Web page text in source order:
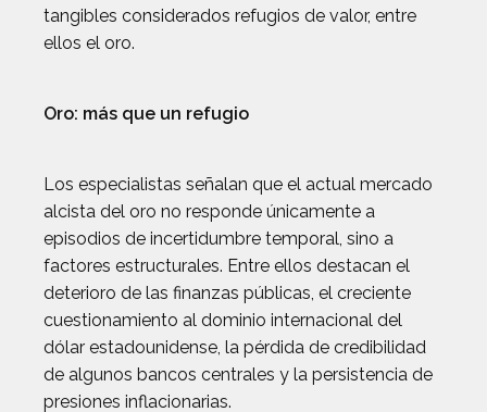
tangibles considerados refugios de valor, entre
ellos el oro.
Oro: más que un refugio
Los especialistas señalan que el actual mercado
alcista del oro no responde únicamente a
episodios de incertidumbre temporal, sino a
factores estructurales. Entre ellos destacan el
deterioro de las finanzas públicas, el creciente
cuestionamiento al dominio internacional del
dólar estadounidense, la pérdida de credibilidad
de algunos bancos centrales y la persistencia de
presiones inflacionarias.